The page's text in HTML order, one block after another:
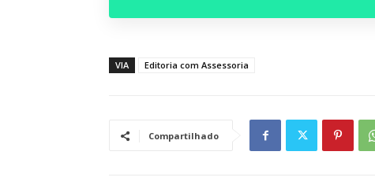
VIA Editoria com Assessoria
Compartilhado